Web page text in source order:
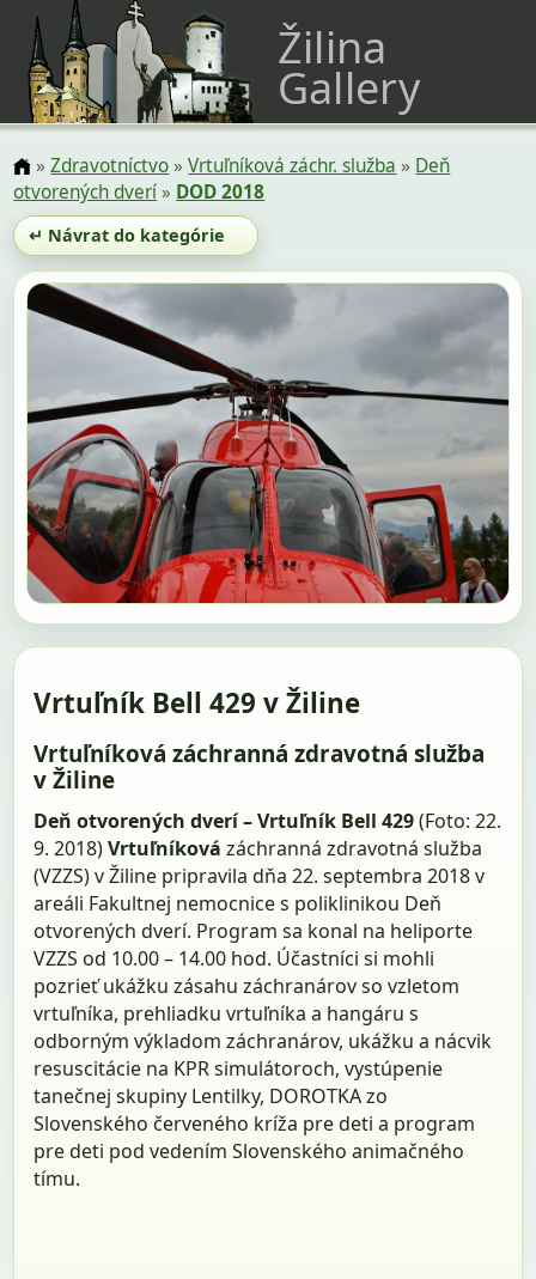
Žilina
Gallery
»Zdravotníctvo»Vrtuľníková záchr. služba » Deň
otvorených dverí» DOD 2018
↵ Návrat do kategórie
Vrtuľník Bell 429 v Žiline
Vrtuľníková záchranná zdravotná služba
v Žiline
Deň otvorených dverí – Vrtuľník Bell 429(Foto: 22.
9. 2018)Vrtuľníková záchranná zdravotná služba
(VZZS) v Žiline pripravila dňa 22. septembra 2018 v
areáli Fakultnej nemocnice s poliklinikou Deň
otvorených dverí. Program sa konal na heliporte
VZZS od 10.00 – 14.00 hod. Účastníci si mohli
pozrieť ukážku zásahu záchranárov so vzletom
vrtuľníka, prehliadku vrtuľníka a hangáru s
odborným výkladom záchranárov, ukážku a nácvik
resuscitácie na KPR simulátoroch, vystúpenie
tanečnej skupiny Lentilky, DOROTKA zo
Slovenského červeného kríža pre deti a program
pre deti pod vedením Slovenského animačného
tímu.